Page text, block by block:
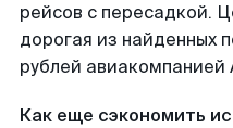
рейсов с пересадкой.
дорогая из найденных
рублей авиакомпанией
Как еще сэкономить